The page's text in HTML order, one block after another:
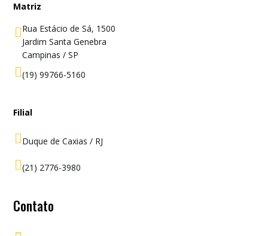
Matriz
Rua Estácio de Sá, 1500
Jardim Santa Genebra
Campinas / SP
(19) 99766-5160
Filial
Duque de Caxias / RJ
(21) 2776-3980
Contato